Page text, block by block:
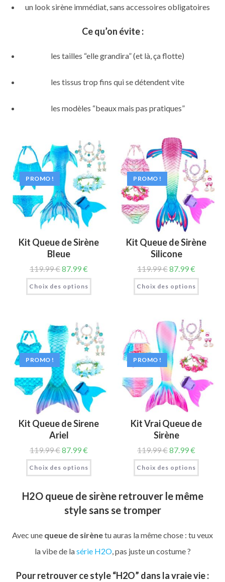
un look sirène immédiat, sans accessoires obligatoires
Ce qu’on évite :
les tailles “elle grandira” (et là, ça flotte)
les tissus trop fins qui se détendent vite
les modèles “beaux mais pas pratiques”
PROMO !
Kit Queue de Sirène
Bleue
119.99€87.99€
Choix des options
PROMO !
Kit Queue de Sirène
Silicone
119.99€87.99€
Choix des options
PROMO !
Kit Queue de Sirene
Ariel
119.99€87.99€
Choix des options
PROMO !
Kit Vrai Queue de
Sirène
119.99€87.99€
Choix des options
H2O queue de sirène retrouver le même
style sans se tromper
Avec une queue de sirènetu auras la même chose : tu veux
la vibe de lasérie H2O, pas juste un costume ?
Pour retrouver ce style “H2O” dans la vraie vie :